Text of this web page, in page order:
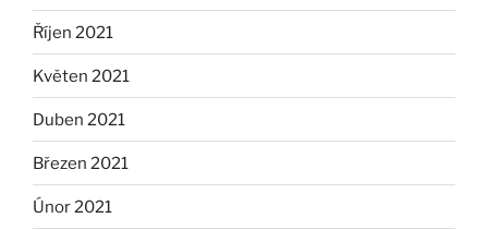
Říjen 2021
Květen 2021
Duben 2021
Březen 2021
Únor 2021